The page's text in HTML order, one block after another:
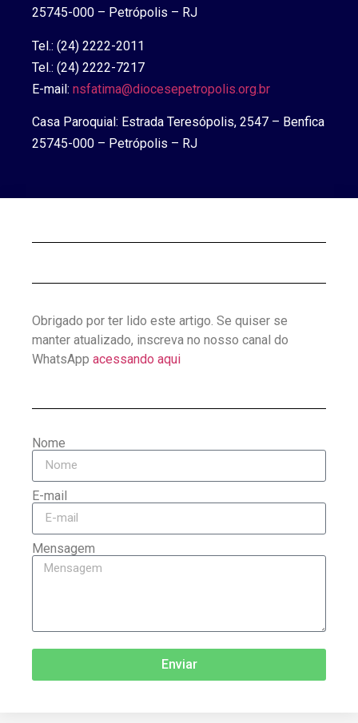
25745-000 – Petrópolis – RJ
Tel.: (24) 2222-2011
Tel.: (24) 2222-7217
E-mail: nsfatima@diocesepetropolis.org.br
Casa Paroquial: Estrada Teresópolis, 2547 – Benfica
25745-000 – Petrópolis – RJ
Obrigado por ter lido este artigo. Se quiser se
manter atualizado, inscreva no nosso canal do
WhatsApp acessando aqui
Nome
E-mail
Mensagem
Enviar